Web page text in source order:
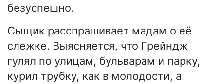
безуспешно.
Сыщик расспрашивает мадам о её
слежке. Выясняется, что Грейндж
гулял по улицам, бульварам и парку,
курил трубку, как в молодости, а